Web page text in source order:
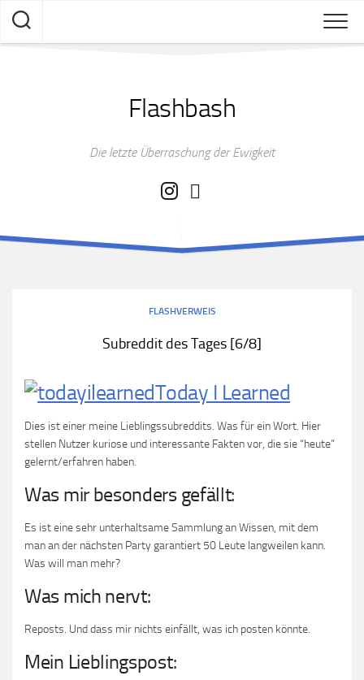
Skip
content
Flashbash
Die letzte Überraschung der Ewigkeit
FLASHVERWEIS
Subreddit des Tages [6/8]
Today I Learned
Dies ist einer meine Lieblingssubreddits. Was für ein Wort. Hier
stellen Nutzer kuriose und interessante Fakten vor, die sie “heute”
gelernt/erfahren haben.
Was mir besonders gefällt:
Es ist eine sehr unterhaltsame Sammlung an Wissen, mit dem
man an der nächsten Party garantiert 50 Leute langweilen kann.
Was will man mehr?
Was mich nervt:
Reposts. Und dass mir nichts einfällt, was ich posten könnte.
Mein Lieblingspost: